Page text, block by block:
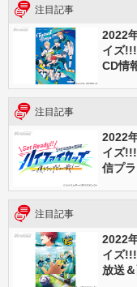
注目記事
2022
イズ
CD情
注目記事
2022
イズ
信プ
注目記事
2022
イズ
放送